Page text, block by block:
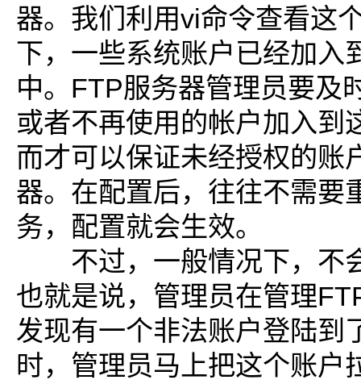
器。我们利用vi命令查看这
下，一些系统账户已经加入
中。FTP服务器管理员要及
或者不再使用的帐户加入到
而才可以保证未经授权的账
器。在配置后，往往不需要
务，配置就会生效。
不过，一般情况下，不
也就是说，管理员在管理
发现有一个非法账户登陆到
时，管理员马上把这个账户